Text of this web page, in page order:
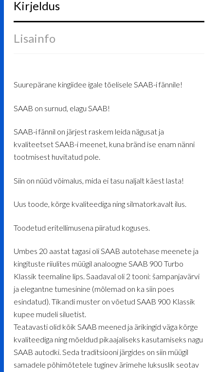
Kirjeldus
Lisainfo
Suurepärane kingiidee igale tõelisele SAAB-i fännile!
SAAB on surnud, elagu SAAB!
SAAB-i fännil on järjest raskem leida nägusat ja
kvaliteetset SAAB-i meenet, kuna bränd ise enam nänni
tootmisest huvitatud pole.
Siin on nüüd võimalus, mida ei tasu naljalt käest lasta!
Uus toode, kõrge kvaliteediga ning silmatorkavalt ilus.
Toodetud eritellimusena piiratud koguses.
Umbes 20 aastat tagasi oli SAAB autotehase meenete ja
kingituste riiulites müügil analoogne SAAB 900 Turbo
Klassik teemaline lips. Saadaval oli 2 tooni: šampanjavärvi
ja elegantne tumesinine (mõlemad on ka siin poes
esindatud). Tikandi muster on võetud SAAB 900 Klassik
kupee mudeli siluetist.
Teatavasti olid kõik SAAB meened ja ärikingid väga kõrge
kvaliteediga ning mõeldud pikaajaliseks kasutamiseks nagu
SAAB autodki. Seda traditsiooni järgides on siin müügil
samadele põhimõtetele tuginev ärimehe luksuslik seotav